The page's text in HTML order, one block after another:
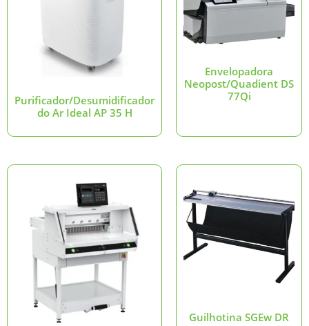
Purificador/Desumidificador
do Ar Ideal AP 35 H
Envelopadora
Neopost/Quadient DS
77Qi
Guilhotina SGEw DR